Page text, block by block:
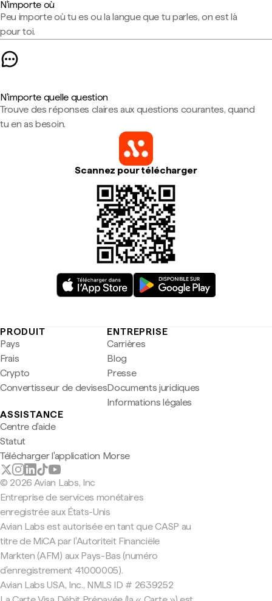
N'importe où
Peu importe où tu es ou la langue que tu parles, on est là
pour toi.
N'importe quelle question
Trouve des réponses claires aux questions courantes, quand
tu en as besoin.
Scannez pour télécharger
PRODUIT
Pays
Frais
Crypto
Convertisseur de devises
ENTREPRISE
Carrières
Blog
Presse
Documents juridiques
Informations légales
ASSISTANCE
Centre d'aide
Statut
Télécharger l'application Morse
© 2026 Avian Labs, Inc
Entreprise de services monétaires
enregistrée aux États-Unis
Avian Labs est autorisée en tant que CASP au
titre de MiCA par l'Autoriteit Financiële
Markten (AFM) aux Pays-Bas (numéro
d'enregistrement 41000005).
Avian Labs USA, Inc., NMLS ID # 2639252